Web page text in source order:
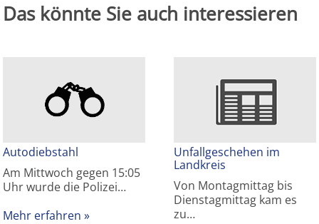
Das könnte Sie auch interessieren
Autodiebstahl
Am Mittwoch gegen 15:05
Uhr wurde die Polizei…
Mehr erfahren
Unfallgeschehen im
Landkreis
Von Montagmittag bis
Dienstagmittag kam es
zu…